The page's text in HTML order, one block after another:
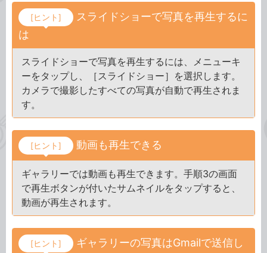
[ヒント]
スライドショーで写真を再生するに
は
スライドショーで写真を再生するには、メニューキ
ーをタップし、［スライドショー］を選択します。
カメラで撮影したすべての写真が自動で再生されま
す。
[ヒント] 動画も再生できる
ギャラリーでは動画も再生できます。手順3の画面
で再生ボタンが付いたサムネイルをタップすると、
動画が再生されます。
[ヒント] ギャラリーの写真はGmailで送信し